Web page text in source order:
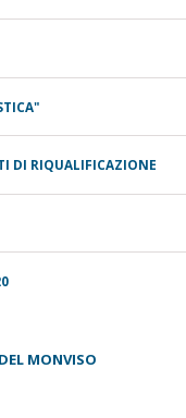
DI RIQUALIFICAZIONE
MONVISO